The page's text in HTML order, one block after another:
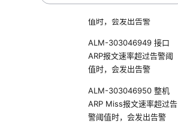
值时，会发出告警
ALM-303046949 接口
ARP报文速率超过告警阈
值时，会发出告警
ALM-303046950 整机
ARP Miss报文速率超过告
警阈值时，会发出告警